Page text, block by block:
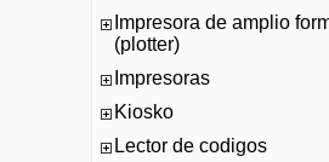
Impresora de amplio
(plotter)
Impresoras
Kiosko
Lector de codigos